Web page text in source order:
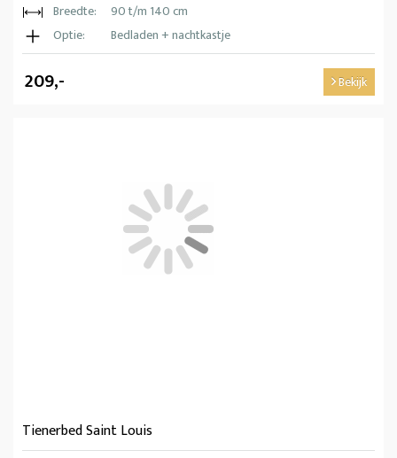
Breedte:
90 t/m 140 cm
Optie:
Bedladen + nachtkastje
209,- Bekijk
Tienerbed Saint Louis